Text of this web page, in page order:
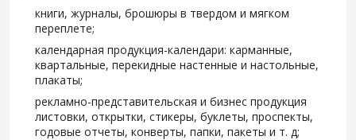
книги, журналы, брошюры в твердом и мягком
переплете;
календарная продукция-календари: карманные,
квартальные, перекидные настенные и настольные,
плакаты;
рекламно-представительская и бизнес продукция
листовки, открытки, стикеры, буклеты, проспекты,
годовые отчеты, конверты, папки, пакеты и т. д;